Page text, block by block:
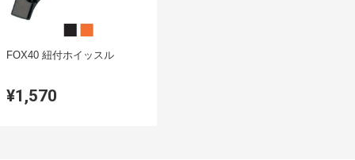
FOX40 紐付ホイッスル
¥1,570